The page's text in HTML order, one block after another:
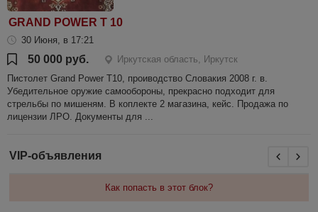
GRAND POWER T 10
30 Июня, в 17:21
50 000 руб.
Иркутская область, Иркутск
Пистолет Grand Power T10, проиводство Словакия 2008 г. в.
Убедительное оружие самообороны, прекрасно подходит для
стрельбы по мишеням. В коплекте 2 магазина, кейс. Продажа по
лицензии ЛРО. Документы для ...
VIP-объявления
Как попасть в этот блок?